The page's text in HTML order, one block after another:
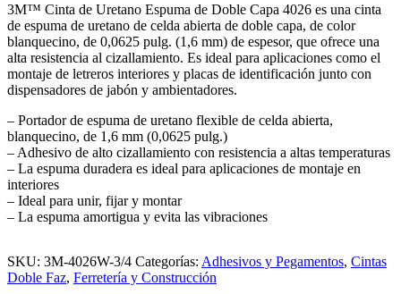
3M™ Cinta de Uretano Espuma de Doble Capa 4026 es una cinta
de espuma de uretano de celda abierta de doble capa, de color
blanquecino, de 0,0625 pulg. (1,6 mm) de espesor, que ofrece una
alta resistencia al cizallamiento. Es ideal para aplicaciones como el
montaje de letreros interiores y placas de identificación junto con
dispensadores de jabón y ambientadores.
– Portador de espuma de uretano flexible de celda abierta,
blanquecino, de 1,6 mm (0,0625 pulg.)
– Adhesivo de alto cizallamiento con resistencia a altas temperaturas
– La espuma duradera es ideal para aplicaciones de montaje en
interiores
– Ideal para unir, fijar y montar
– La espuma amortigua y evita las vibraciones
SKU: 3M-4026W-3/4 Categorías: Adhesivos y Pegamentos, Cintas
Doble Faz, Ferretería y Construcción